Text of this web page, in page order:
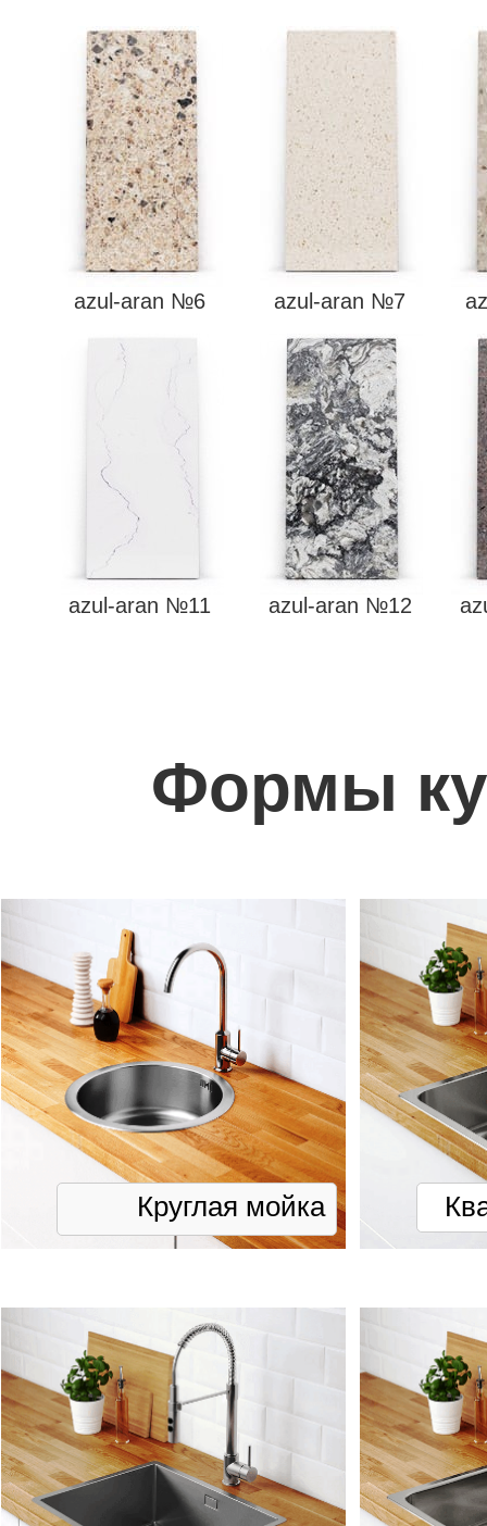
azul-aran №6
azul-aran №11 azul-aran №12
azul-aran №7
Формы
Круглая мойка